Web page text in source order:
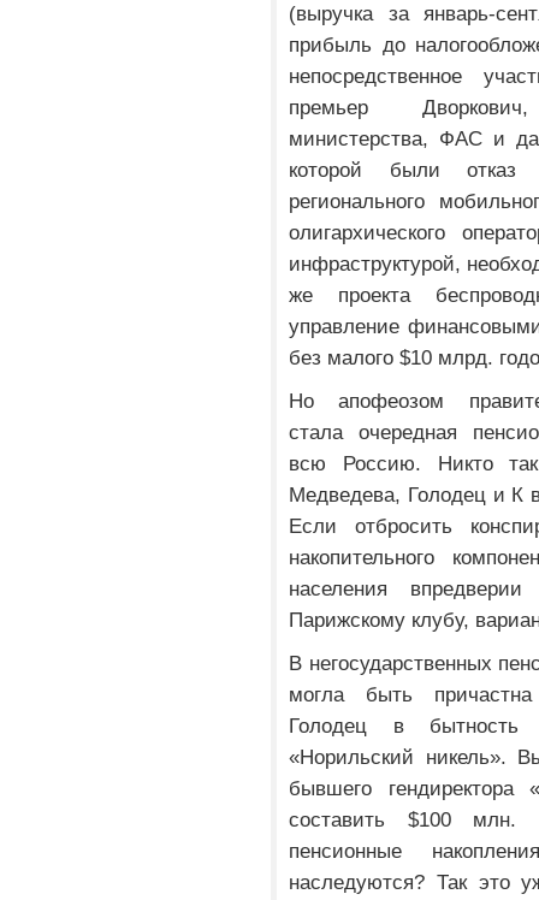
(выручка за январь-
прибыль до
непосредственное
премьер
министерства, ФАС и
которой были отказ
регионального
олигархического
инфраструктурой,
же проекта
управление
без малого $10 млрд.
Но апофеозом
стала очередная
всю Россию. Никто
Медведева, Голодец и К
Если отбросить
накопительного
населения
Парижскому клубу,
В негосударственных
могла быть
Голодец в
«Норильский никель».
бывшего гендиректора
составить $100 млн.
пенсионные
наследуются? Так это